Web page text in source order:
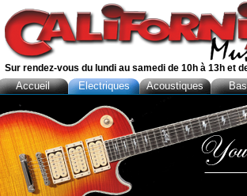
Sur rendez-vous du lundi au samedi de 10h à 13h et
Accueil Electriques Acoustiques